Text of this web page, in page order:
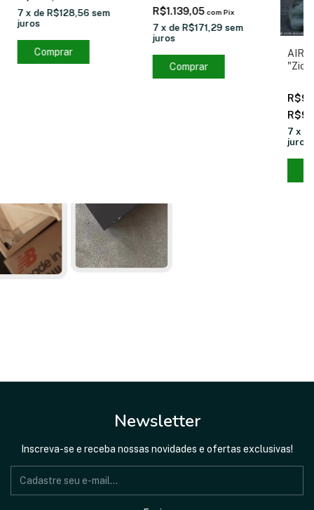
7 x de R$128,56 sem
juros
Comprar
R$1.139,05 com Pix
7 x de R$171,29 sem
juros
Comprar
AIR
"Zion
7 x
juros
Newsletter
Inscreva-se e receba nossas novidades e ofertas exclusivas!